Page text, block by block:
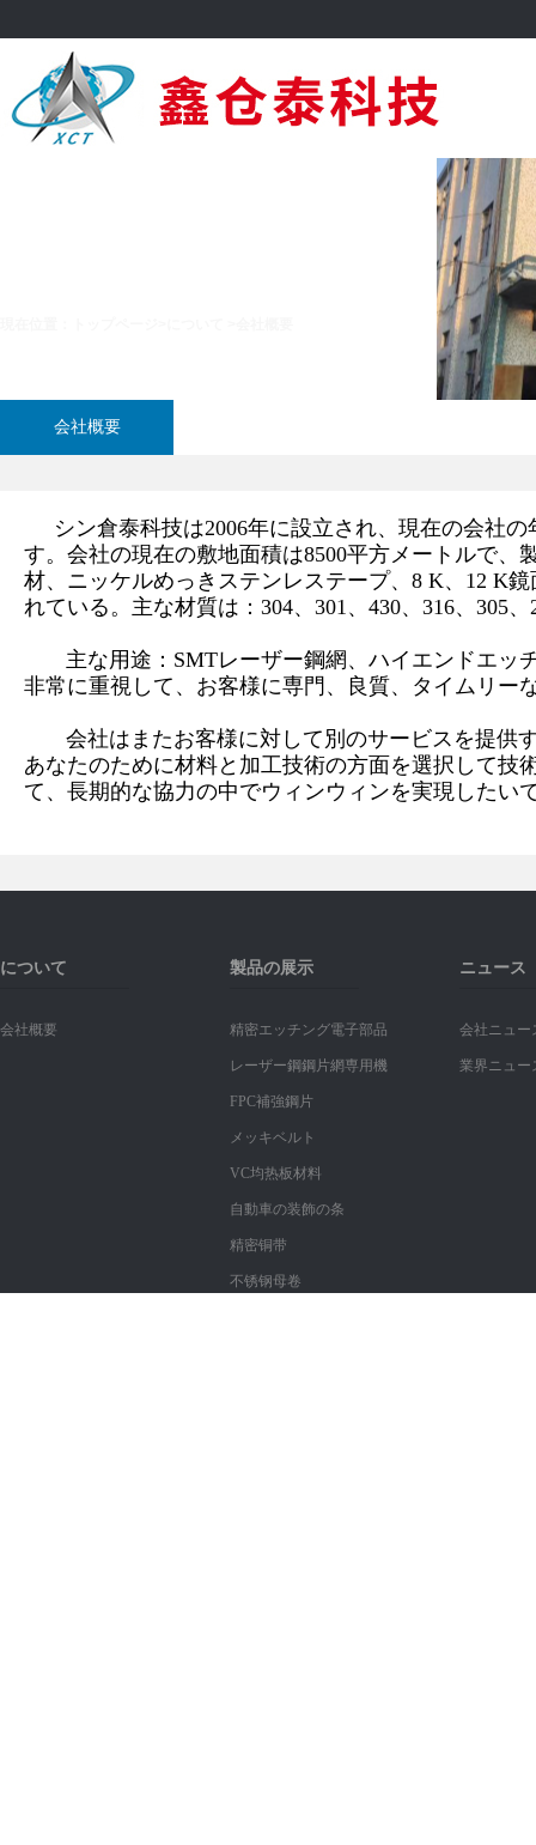
会社概要
シン倉泰科技は2006年に設立され、現在の会社
す。会社の現在の敷地面積は8500平方メートルで
材、ニッケルめっきステンレステープ、8 K、12 K
れている。主な材質は：304、301、430、316、305
主な用途：SMTレーザー鋼網、ハイエンドエッ
非常に重視して、お客様に専門、良質、タイムリー
会社はまたお客様に対して別のサービスを提供す
あなたのために材料と加工技術の方面を選択して技
て、長期的な協力の中でウィンウィンを実現したい
について
会社概要
製品の展示
精密エッチング電子部品
レーザー鋼鋼片網専用機
FPC補強鋼片
メッキベルト
VC均热板材料
自動車の装飾の条
精密铜带
不锈钢母卷
ニュース
会社ニュー
業界ニュー